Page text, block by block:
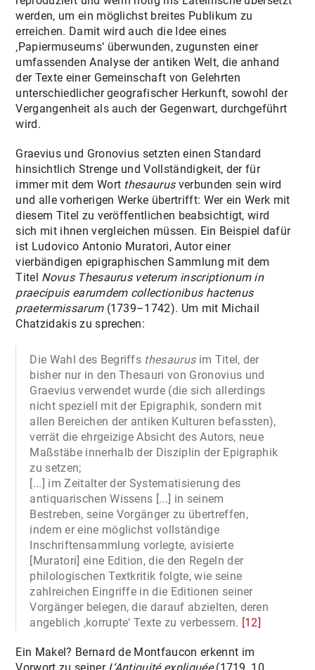
werden, um ein möglichst breites Publikum zu
erreichen. Damit wird auch die Idee eines
‚Papiermuseums‘ überwunden, zugunsten einer
umfassenden Analyse der antiken Welt, die anhand
der Texte einer Gemeinschaft von Gelehrten
unterschiedlicher geografischer Herkunft, sowohl der
Vergangenheit als auch der Gegenwart, durchgeführt
wird.
Graevius und Gronovius setzten einen Standard
hinsichtlich Strenge und Vollständigkeit, der für
immer mit dem Wort thesaurusverbunden sein wird
und alle vorherigen Werke übertrifft: Wer ein Werk mit
diesem Titel zu veröffentlichen beabsichtigt, wird
sich mit ihnen vergleichen müssen. Ein Beispiel dafür
ist Ludovico Antonio Muratori, Autor einer
vierbändigen epigraphischen Sammlung mit dem
Titel Novus Thesaurus veterum inscriptionum in
praecipuis earumdem collectionibus hactenus
praetermissarum(1739–1742). Um mit Michail
Chatzidakis zu sprechen:
Die Wahl des Begriffs thesaurusim Titel, der
bisher nur in den Thesauri von Gronovius und
Graevius verwendet wurde (die sich allerdings
nicht speziell mit der Epigraphik, sondern mit
allen Bereichen der antiken Kulturen befassten),
verrät die ehrgeizige Absicht des Autors, neue
Maßstäbe innerhalb der Disziplin der Epigraphik
zu setzen;
[...] im Zeitalter der Systematisierung des
antiquarischen Wissens [...] in seinem
Bestreben, seine Vorgänger zu übertreffen,
indem er eine möglichst vollständige
Inschriftensammlung vorlegte, avisierte
[Muratori] eine Edition, die den Regeln der
philologischen Textkritik folgte, wie seine
zahlreichen Eingriffe in die Editionen seiner
Vorgänger belegen, die darauf abzielten, deren
angeblich ‚korrupte‘ Texte zu verbessern. [12]
Ein Makel? Bernard de Montfaucon erkennt im